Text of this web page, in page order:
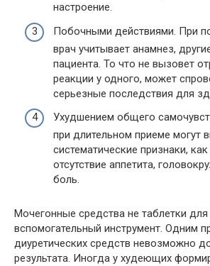
настроение.
Побочными действиями. При
врач учитывает анамнез,
пациента. То что не вызовет
реакции у одного, может
серьезные последствия для
Ухудшением общего
при длительном приеме могут
систематические признаки,
отсутствие аппетита,
боль.
Мочегонные средства не таблетки
вспомогательный инструмент. Одним
диуретических средств невозможно
результата. Иногда у худеющих